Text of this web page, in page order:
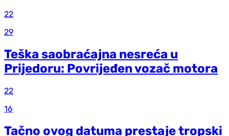
22
29
Teška saobraćajna nesreća u
Prijedoru: Povrijeđen vozač motora
22
16
Tačno ovog datuma prestaje tropski